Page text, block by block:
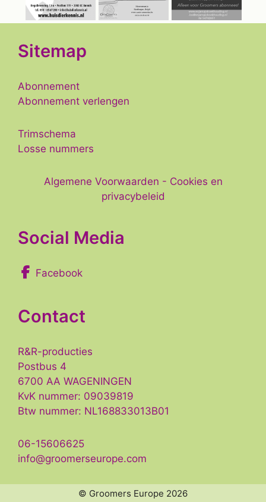
Sitemap
Abonnement
Abonnement verlengen
Trimschema
Losse nummers
Algemene Voorwaarden - Cookies en
privacybeleid
Social Media
Facebook
Contact
R&R-producties
Postbus 4
6700 AA WAGENINGEN
KvK nummer: 09039819
Btw nummer: NL168833013B01
06-15606625
info@groomerseurope.com
© Groomers Europe 2026
0 items -€0,-